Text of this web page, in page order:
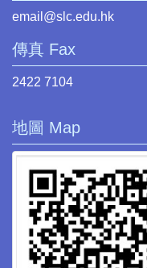
email@slc.edu.hk
傳真 Fax
2422 7104
地圖 Map